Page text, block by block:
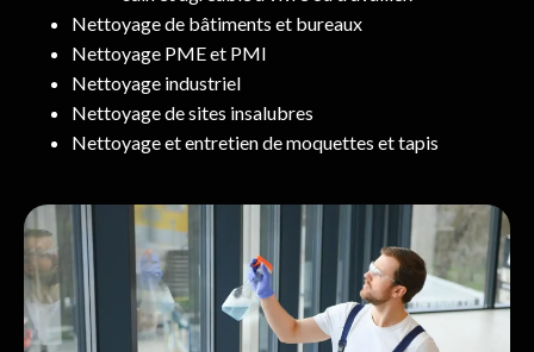
Nettoyage de bâtiments et bureaux
Nettoyage PME et PMI
Nettoyage industriel
Nettoyage de sites insalubres
Nettoyage et entretien de moquettes et tapis